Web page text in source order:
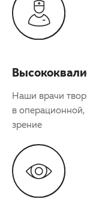
Наши врачи
в
зрение